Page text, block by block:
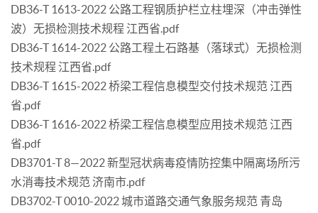
DB36-T 1613-2022 公路工程钢质护栏立柱埋深（冲击弹性
波）无损检测技术规程 江西省.pdf
DB36-T 1614-2022 公路工程土石路基（落球式）无损检测
技术规程 江西省.pdf
DB36-T 1615-2022 桥梁工程信息模型交付技术规范 江西
省.pdf
DB36-T 1616-2022 桥梁工程信息模型应用技术规范 江西
省.pdf
DB3701-T 8—2022 新型冠状病毒疫情防控集中隔离场所污
水消毒技术规范 济南市.pdf
DB3702-T 0010-2022 城市道路交通气象服务规范 青岛